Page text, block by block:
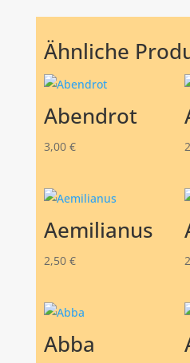
Ähnliche
Abendrot
3,00 €
Aemilianus
2,50 €
Abba